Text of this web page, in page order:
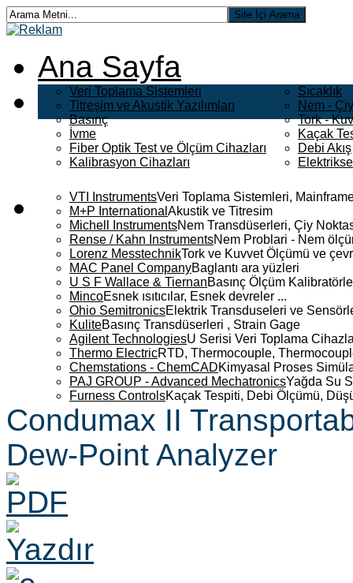
Ana Sayfa
Veri Toplama Sistemleri
Titreşim ve Akustik Yazılımları
Basınç
İvme
Fiber Optik Test ve Ölçüm Cihazları
Kalibrasyon Cihazları
Sıcaklık
Nem -
Tork -
Kaçak
Debi Akış
VTI InstrumentsVeri Toplama Sistemleri,
M+P International Akustik ve Titresim
Michell InstrumentsNem Transdüserleri, Çiy
Rense / Kahn InstrumentsNem Problari - Nem
Lorenz MesstechnikTork ve Kuvvet Ölçümü ve
MAC Panel CompanyBaglantı ara yüzleri
U S F Wallace & TiernanBasınç Ölçüm
MincoEsnek ısıtıcılar, Esnek devreler ...
Ohio SemitronicsElektrik Transduseleri ve
KuliteBasınç Transdüserleri , Strain Gage
Agilent TechnologiesU Serisi Veri Toplama
Thermo ElectricRTD, Thermocouple,
Chemstations - ChemCADKimyasal Proses
PAJ GROUP - Advanced MechatronicsYağda Su
Furness ControlsKaçak Tespiti, Debi Ölçümü,
Condumax II
Dew-Point Analyzer